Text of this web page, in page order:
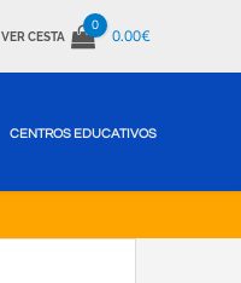
VER CESTA
0
0.00€
CENTROS EDUCATIVOS